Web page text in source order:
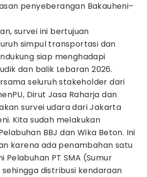
penyeberangan Bakauheni–
survei ini bertujuan
simpul transportasi dan
siap menghadapi
dan balik Lebaran 2026.
seluruh stakeholder dari
Dirut Jasa Raharja dan
survei udara dari Jakarta
Kita sudah melakukan
BBJ dan Wika Beton. Ini
karena ada penambahan satu
Pelabuhan PT SMA (Sumur
distribusi kendaraan